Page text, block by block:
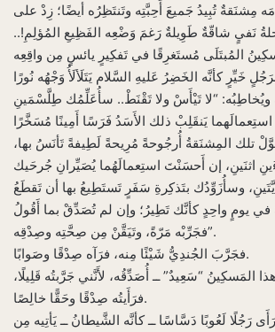
مِشنَقةٌ تُبِيدُ جَميعَ أَحِبَّتِه وتَنتَظِرُه أيضًا؛ زِدْ على
نَفيٍ شاقّةٌ طَوِيلةٌ رَغمَ وَضْعِه الفَظِيعِ المُؤلِمِ!..
المُبتَلَى مُستَغرِقًا في تَفكِيرٍ يائسٍ مِن واقِعِه
خَيِّرٍ كأنَّه الخَضِرُ عَليهِ السَّلام يَتَلَألَأُ وَجْهُه نُورًا
ويُخاطِبُه: “لا تَيْأَسْ ولا تَقْنَطْ.. سأُعَلِّمُك طِلَّسْمَينِ
يَنقَلِبْ ذلك الأَسَدُ فَرَسًا أَمِينًا مُسَخَّرًا
تلك المِشنَقةُ أُرجُوحةً مُرِيحةً لَطِيفةً تَأنَسُ بها،
اثنَينِ، إن أَحسَنْتَ استِعمالَهُما يُصَيِّرانِ جُرحَيك
وسأُزَوِّدُك بتَذكِرةِ سَفَرٍ تَستَطِيعُ بها أن تَقطَعُ
يومٍ واحِدٍ كأنَّك تَطِيرُ؛ وإن لم تُصَدِّقْ بما أَقُولُ
فجَرِّبْه مَرّةً، وتَيَقَّنْ مِن صِحَّتِه وصِدْقِه”.
فجَرَّبَ الجُندِيُّ شَيْئًا مِنه، فرَآه صِدْقًا وصَوابًا.
المَسكِينُ “سَعِيدٌ” ــ أُصَدِّقُه، لأَنَّني جَرَّبتُه قَلِيلًا،
فرَأَيتُه صِدْقًا وحَقًّا خالِصًا.
رَجُلًا لَعُوبًا دَسَّاسًا ــ كأنَّه الشَّيطانُ ــ يَأتِيه مِن